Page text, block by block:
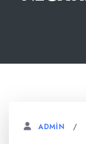
ADMIN